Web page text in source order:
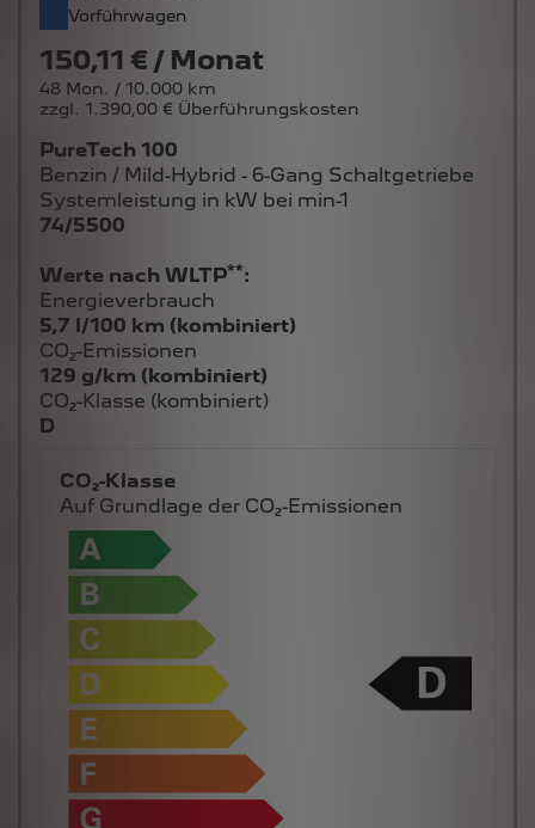
Vorführwagen
150,11 € / Monat
48 Mon. / 10.000 km
zzgl. 1.390,00 € Überführungskosten
PureTech 100
Benzin / Mild-Hybrid - 6-Gang Schaltgetriebe
Systemleistung in kW bei min-1
74/5500
Werte nach WLTP**:
Energieverbrauch
5,7 l/100 km (kombiniert)
CO₂-Emissionen
129 g/km (kombiniert)
CO₂-Klasse (kombiniert)
D
CO₂-Klasse
Auf Grundlage der CO₂-Emissionen